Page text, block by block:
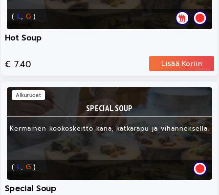
( L, G )
Hot Soup
€ 7.40 Lisää Koriin
SPECIAL SOUP
Kermainen kookoskeitto kana, katkarapu ja vihanneksella.
( L, G )
Alkuruoat
Special Soup